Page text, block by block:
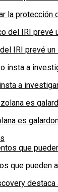
la protección
IRI prevé
a
es
que pueden